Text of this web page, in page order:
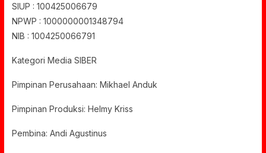
SIUP : 100425006679
NPWP : 1000000001348794
NIB : 1004250066791
Kategori Media SIBER
Pimpinan Perusahaan: Mikhael Anduk
Pimpinan Produksi: Helmy Kriss
Pembina: Andi Agustinus